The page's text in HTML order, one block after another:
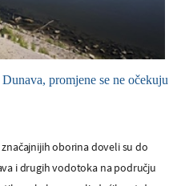
promjene se ne očekuju
oborina doveli su do
i drugih vodotoka na području